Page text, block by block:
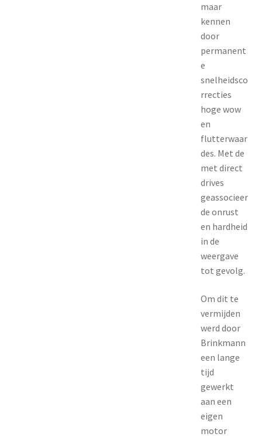
maar
kennen
door
permanent
e
snelheidsco
rrecties
hoge wow
en
flutterwaar
des. Met de
met direct
drives
geassocieer
de onrust
en hardheid
in de
weergave
tot gevolg.
Om dit te
vermijden
werd door
Brinkmann
een lange
tijd
gewerkt
aan een
eigen
motor